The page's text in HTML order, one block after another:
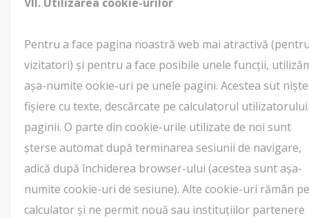
Pentru a face pagina noastră web mai atractivă
vizitatori) și pentru a face posibile unele funcții,
așa-numite ookie-uri pe unele pagini. Acestea sut niște
fișiere cu texte, descărcate pe calculatorul utilizatorului
paginii. O parte din cookie-urile utilizate de noi sunt
șterse automat după terminarea sesiunii de navigare,
adică după închiderea browser-ului (acestea sunt așa-
numite cookie-uri de sesiune). Alte cookie-uri rămân pe
calculator și ne permit nouă sau instituțiilor partenere